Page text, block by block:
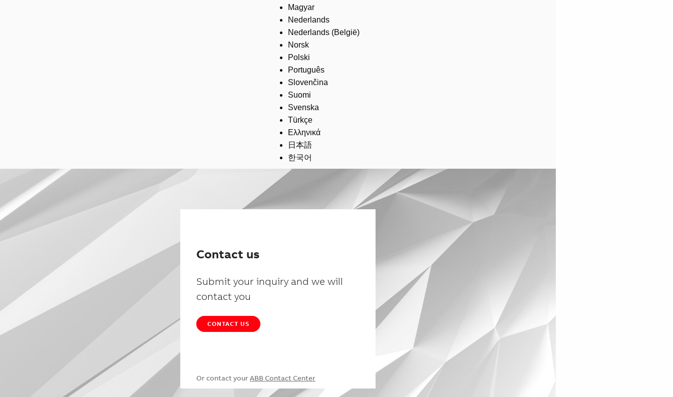
Magyar
Nederlands
Nederlands (België)
Norsk
Polski
Português
Slovenčina
Suomi
Svenska
Türkçe
Ελληνικά
日本語
한국어
Contact us
Submit your inquiry and we will
contact you
CONTACT US
Or contact your ABB Contact Center